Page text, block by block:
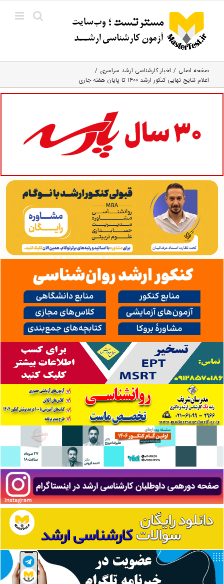
content
صفحه اصلی
اخبار کارشناسی ارشد سراسری
اعلام نتایج نهایی کنکور ارشد ۱۴۰۰ تا پایان هفته جاری